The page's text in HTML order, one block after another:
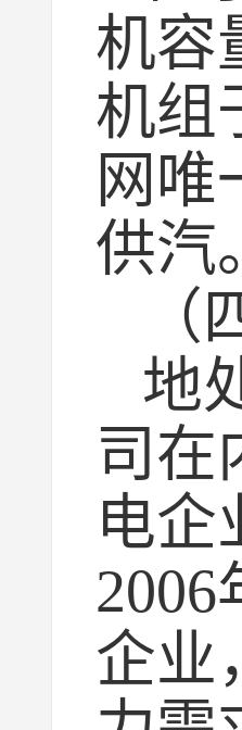
机容
机组
网唯
供汽
地
司在
电企
企业